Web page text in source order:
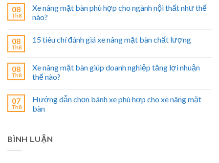
08
Th8
Xe nâng mặt bàn phù hợp cho ngành nội thất như thế
nào?
08
Th8
15 tiêu chí đánh giá xe nâng mặt bàn chất lượng
08
Th8
Xe nâng mặt bàn giúp doanh nghiệp tăng lợi nhuận
thế nào?
07
Th8
Hướng dẫn chọn bánh xe phù hợp cho xe nâng mặt
bàn
BÌNH LUẬN